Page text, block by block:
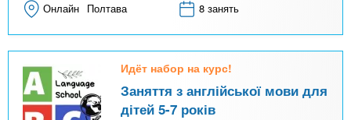
Онлайн Полтава 8 занять
Идёт набор на курс!
Заняття з англійської мови для
дітей 5-7 років